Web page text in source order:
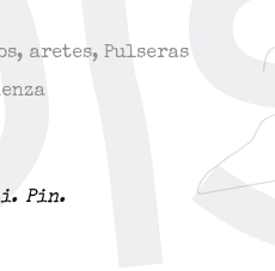
, aretes,Pulseras
Pin.